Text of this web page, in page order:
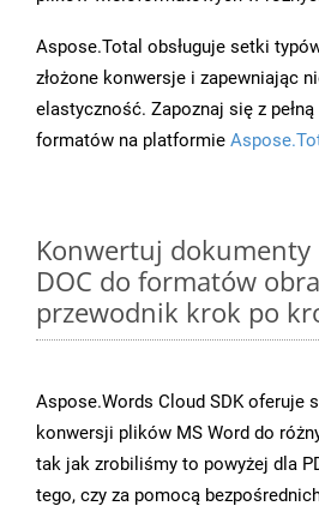
Aspose.Total obsługuje setki
złożone konwersje i zapewniając
elastyczność. Zapoznaj się z
formatów na platformie
Konwertuj dokumenty
DOC do formatów
przewodnik krok po
Aspose.Words Cloud SDK oferuje
konwersji plików MS Word do
tak jak zrobiliśmy to powyżej dla
tego, czy za pomocą